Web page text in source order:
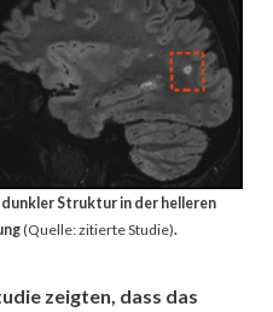
Struktur in der helleren
(Quelle: zitierte Studie).
zeigten, dass das